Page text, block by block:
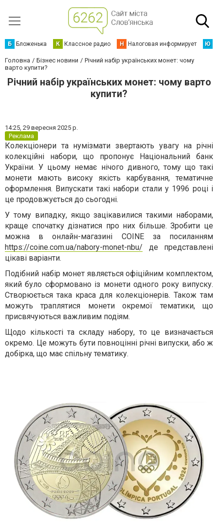
Б Бложенька К Классное радио Н Налоговая информирует Ю
Головна Бізнес новини
Річний набір українських монет: чому
варто купити?
Річний набір українських монет: чому варто
купити?
14:25, 29 вересня 2025 р.
Реклама
Колекціонери та нумізмати звертають увагу на річні
колекційні набори, що пропонує Національний банк
України. У цьому немає нічого дивного, тому що такі
монети мають високу якість карбування, тематичне
оформлення. Випускати такі набори стали у 1996 році і
це продовжується до сьогодні.
У тому випадку, якщо зацікавилися такими наборами,
краще спочатку дізнатися про них більше. Зробити це
можна в онлайн-магазині COINE за посиланням
https://coine.com.ua/nabory-monet-nbu/ де представлені
цікаві варіанти.
Подібний набір монет являється офіційним комплектом,
який було сформовано із монети одного року випуску.
Створюється така краса для колекціонерів. Також там
можуть траплятися монети окремої тематики, що
присвячуються важливим подіям.
Щодо кількості та складу набору, то це визначається
окремо. Це можуть бути повноцінні річні випуски, або ж
добірка, що має спільну тематику.